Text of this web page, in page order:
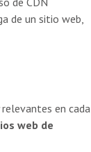
de un sitio web,
en cada
web de